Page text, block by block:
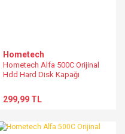
Hometech
Hometech Alfa 500C Orijinal
Hdd Hard Disk Kapağı
299,99 TL